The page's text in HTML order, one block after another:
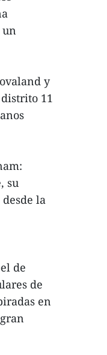
y
11
su
la
de
de
en